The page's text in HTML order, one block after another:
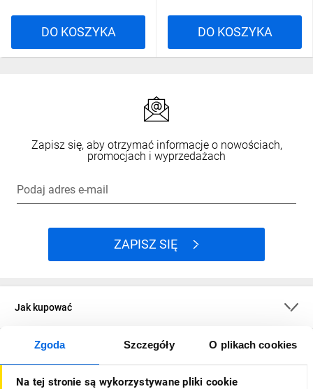
Zgoda Szczegóły O plikach cookies
Na tej stronie są wykorzystywane pliki cookie
DO KOSZYKA DO KOSZYKA
Zapisz się, aby otrzymać informacje o nowościach,
promocjach i wyprzedażach
Podaj adres e-mail
ZAPISZ SIĘ
Jak kupować
O firmie